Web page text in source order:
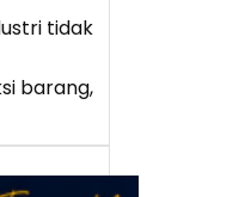
tidak
barang,